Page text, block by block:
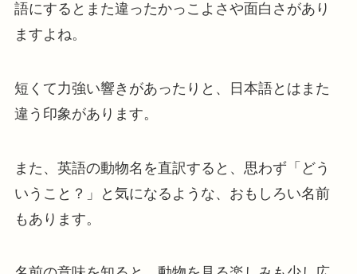
語にするとまた違ったかっこよさや面白さがあり
ますよね。
短くて力強い響きがあったりと、日本語とはまた
違う印象があります。
また、英語の動物名を直訳すると、思わず「どう
いうこと？」と気になるような、おもしろい名前
もあります。